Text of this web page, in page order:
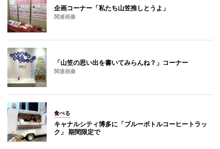
企画コーナー「私たち山笠推しとうよ」
関連画像
「山笠の思い出を書いてみらんね？」コーナー
関連画像
食べる
キャナルシティ博多に「ブルーボトルコーヒートラッ
ク」 期間限定で